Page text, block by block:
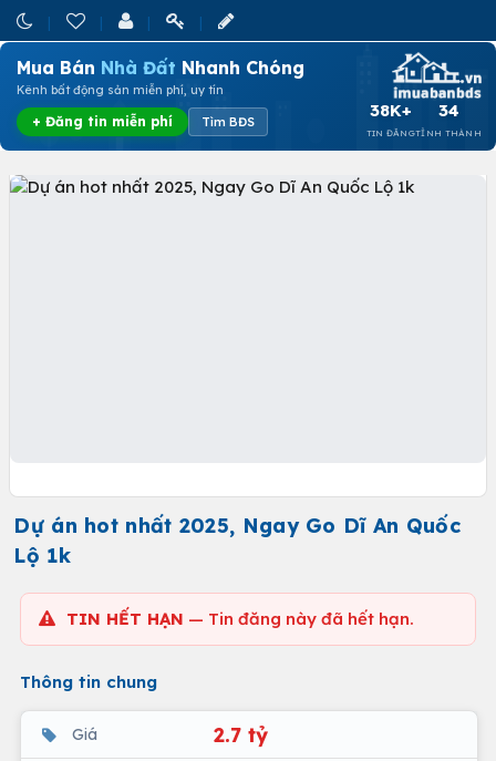
Mua Bán Nhà Đất Nhanh Chóng
Kênh bất động sản miễn phí, uy tín
+ Đăng tin miễn phí Tìm BĐS
38K+
TIN ĐĂNG
34
TỈNH THÀNH
Dự án hot nhất 2025, Ngay Go Dĩ An Quốc
Lộ 1k
TIN HẾT HẠN — Tin đăng này đã hết hạn.
Thông tin chung
Giá 2.7 tỷ